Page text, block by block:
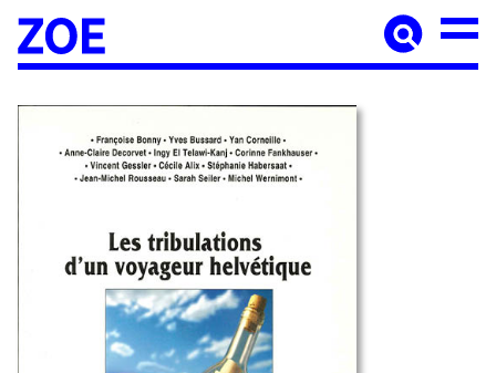
Accueil
À paraître
Catalogue
Auteur·ices
Les éditions Zoé
Diffusion
Médiation culturelle
Manuscrits